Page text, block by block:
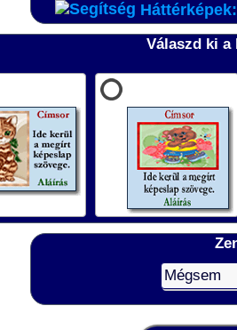
Válaszd ki a